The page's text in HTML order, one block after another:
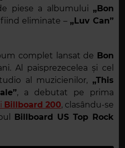
piese a albumului „Bon
eliminate – „Luv Can”
complet lansat de Bon
Al paisprezecelea și cel
al muzicienilor, „This
, a debutat pe prima
Billboard 200, clasându-se
Billboard US Top Rock